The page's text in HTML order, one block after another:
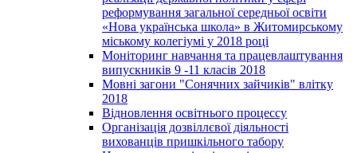
реформування загальної середньої освіти
«Нова українська школа» в Житомирському
міському колегіумі у 2018 році
Моніторинг навчання та працевлаштування
випускників 9 -11 класів 2018
Мовні загони "Сонячних зайчиків" влітку
2018
Відновлення освітнього процессу
Організація дозвіллєвої діяльності
вихованців пришкільного табору